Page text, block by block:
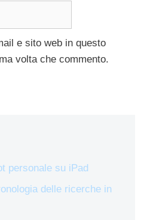
e sito web in questo
volta che commento.
personale su iPad
delle ricerche in